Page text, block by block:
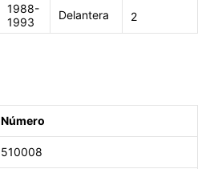
1988-
1993
Delantera 2
Número
510008